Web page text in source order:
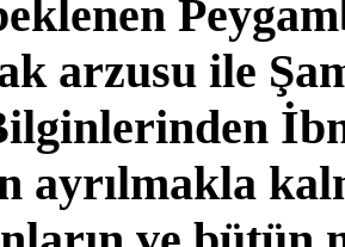
arzusu ile
ayrılmakla